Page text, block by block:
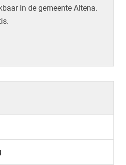
in de gemeente Altena.